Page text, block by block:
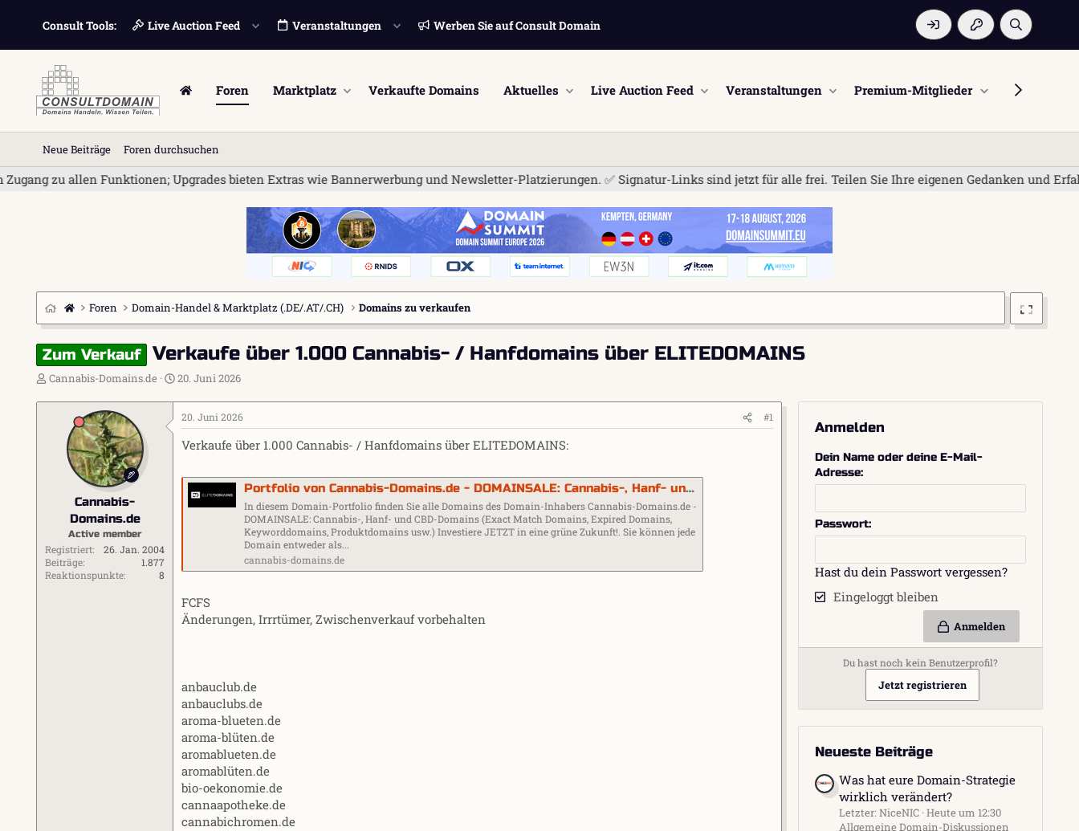
Consult Tools: Live Auction Feed Veranstaltungen Werben Sie auf Consult Domain
Foren Marktplatz Verkaufte Domains Aktuelles Live Auction Feed Veranstaltungen Premium-Mitglieder Mitglieder
Neue Beiträge Foren durchsuchen
Funktionen; Upgrades bieten Extras wie Bannerwerbung und Newsletter-Platzierungen. ✅ Signatur-Links sind jetzt für alle frei. Teilen Sie Ihre eigenen Gedanken und Erfahrungen; bei
Foren Domain-Handel & Marktplatz (.DE/.AT/.CH) Domains zu verkaufen
Zum Verkauf Verkaufe über 1.000 Cannabis- / Hanfdomains über ELITEDOMAINS
E
s
Cannabis-Domains.de
E
s
20. Juni 2026
Cannabis-
Domains.de
Active member
Registriert
26. Jan. 2004
Beiträge
1.877
Reaktionspunkte
8
20. Juni 2026 #1
Verkaufe über 1.000 Cannabis- / Hanfdomains über ELITEDOMAINS:
Portfolio von Cannabis-Domains.de - DOMAINSALE: Cannabis-, Hanf- und CBD-Domains (Exact Match Domains, Expired Domains, Keyworddomains, Produktdomains usw.) Investiere JETZT in eine grüne Zukunft!
In diesem Domain-Portfolio finden Sie alle Domains des Domain-Inhabers Cannabis-Domains.de -
DOMAINSALE: Cannabis-, Hanf- und CBD-Domains (Exact Match Domains, Expired Domains,
Keyworddomains, Produktdomains usw.) Investiere JETZT in eine grüne Zukunft!. Sie können jede
Domain entweder als...
cannabis-domains.de
FCFS
Änderungen, Irrrtümer, Zwischenverkauf vorbehalten
anbauclub.de
anbauclubs.de
aroma-blueten.de
aroma-blüten.de
aromablueten.de
aromablüten.de
bio-oekonomie.de
cannaapotheke.de
cannabichromen.de
Anmelden
Dein Name oder deine E-Mail-
Adresse
Passwort
Hast du dein Passwort vergessen?
Eingeloggt bleiben
Anmelden
Du hast noch kein Benutzerprofil?
Jetzt registrieren
Neueste Beiträge
Was hat eure Domain-Strategie
wirklich verändert?
Letzter: NiceNIC Heute um 12:30
Allgemeine Domain-Diskussionen